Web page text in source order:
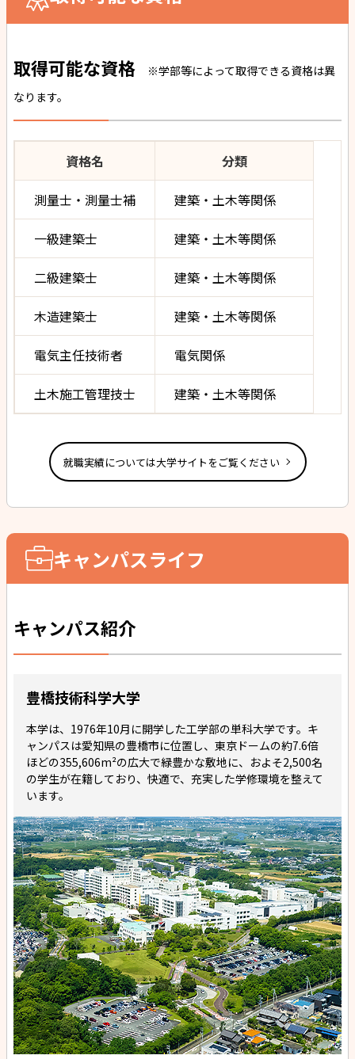
取得可能な資格
※学部等によって取得できる資格は異
なります。
資格名 分類
測量士・測量士補 建築・土木等関係
一級建築士 建築・土木等関係
二級建築士 建築・土木等関係
木造建築士 建築・土木等関係
電気主任技術者 電気関係
土木施工管理技士 建築・土木等関係
就職実績については大学サイトをご覧ください
キャンパスライフ
キャンパス紹介
豊橋技術科学大学
本学は、1976年10月に開学した工学部の単科大学です。キ
ャンパスは愛知県の豊橋市に位置し、東京ドームの約7.6倍
ほどの355,606m²の広大で緑豊かな敷地に、およそ2,500名
の学生が在籍しており、快適で、充実した学修環境を整えて
います。